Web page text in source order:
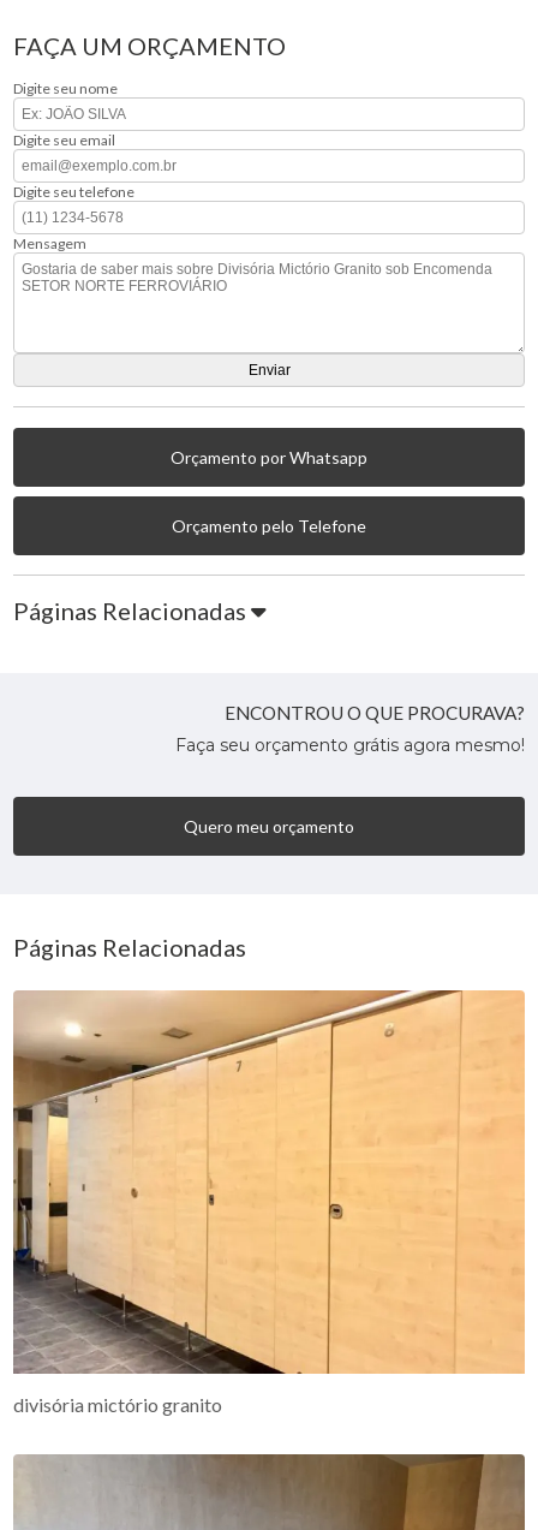
FAÇA UM ORÇAMENTO
Digite seu nome
Digite seu email
Digite seu telefone
Mensagem
Orçamento por Whatsapp
Orçamento pelo Telefone
Páginas Relacionadas
ENCONTROU O QUE PROCURAVA?
Faça seu orçamento grátis agora mesmo!
Quero meu orçamento
Páginas Relacionadas
divisória mictório granito